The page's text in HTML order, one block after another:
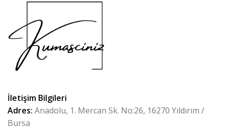
İletişim Bilgileri
Adres: Anadolu, 1. Mercan Sk. No:26, 16270 Yıldırım /
Bursa